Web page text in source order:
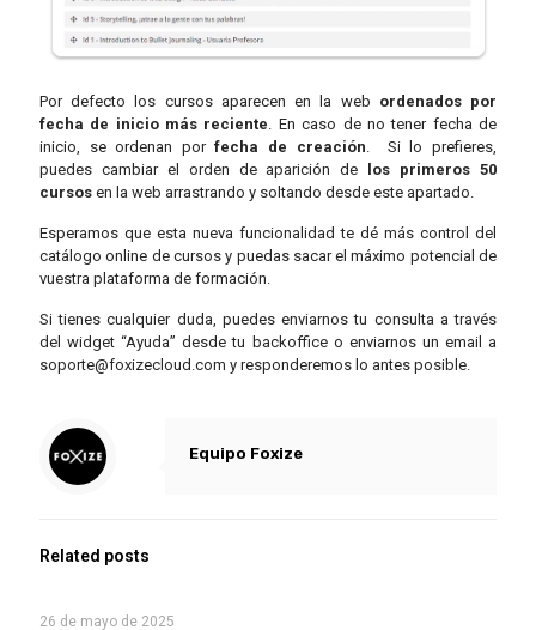
Por defecto los cursos aparecen en la web ordenados por
fecha de inicio más reciente . En caso de no tener fecha de
inicio, se ordenan porfecha de creación . Si lo prefieres,
puedes cambiar el orden de aparición de
los primeros 50
cursos en la web arrastrando y soltando desde este apartado.
Esperamos que esta nueva funcionalidad te dé más control del
catálogo online de cursos y puedas sacar el máximo potencial de
vuestra plataforma de formación.
Si tienes cualquier duda, puedes enviarnos tu consulta a través
del widget “Ayuda” desde tu backoffice o enviarnos un email a
soporte@foxizecloud.com y responderemos lo antes posible.
Equipo Foxize
Related posts
26 de mayo de 2025